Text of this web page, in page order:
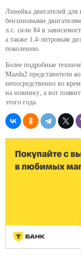
Линейка двигателей для
бензиновыми
л.с. (или 84 в
а также 1,4-литровым
поколению.
Более подробные
Mazda2 представители
непосредственно во
на новинку, а вот
этого года.